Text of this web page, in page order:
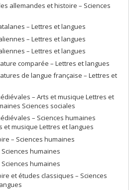
allemandes et histoire – Sciences
– Lettres et langues
– Lettres et langues
– Lettres et langues
comparée – Lettres et langues
de langue française – Lettres et
– Arts et musique Lettres et
Sciences sociales
– Sciences humaines
et musique Lettres et langues
– Sciences humaines
humaines
humaines
et études classiques – Sciences